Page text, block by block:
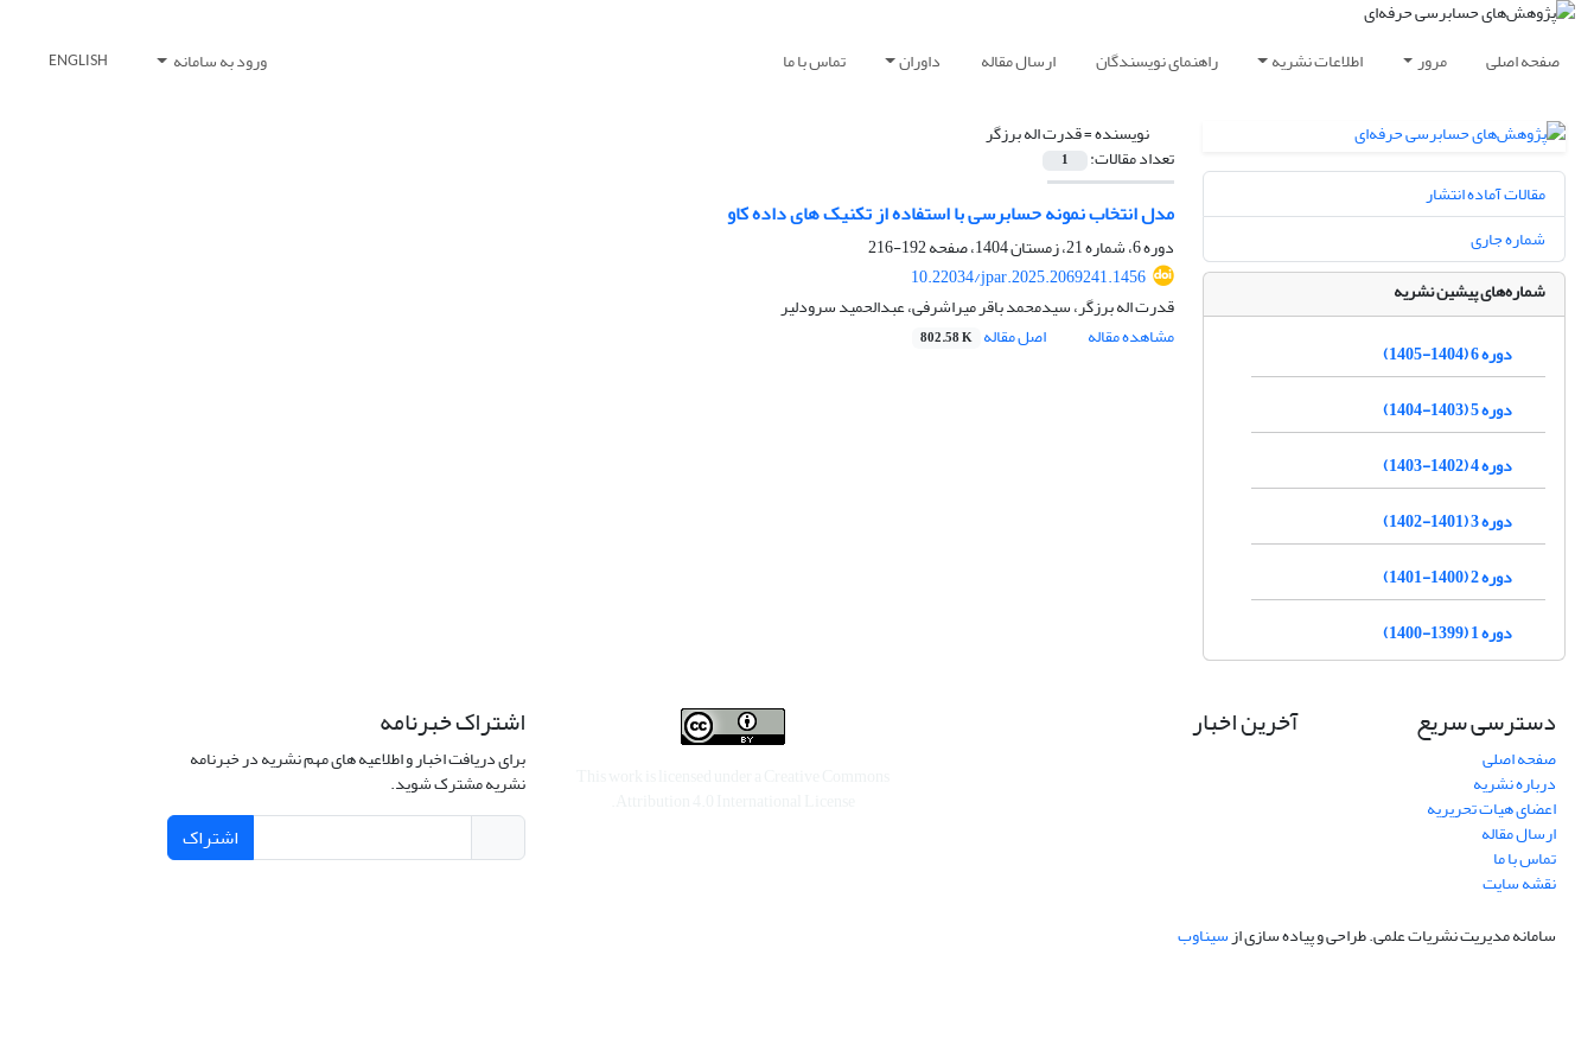
صفحه اصلی مرور اطلاعات نشریه راهنمای نویسندگان ارسال مقاله داوران تماس با ما ورود به سامانه ENGLISH
نویسنده =قدرت اله برزگر
تعداد مقالات: 1
مدل انتخاب نمونه حسابرسی با استفاده از تکنیک های داده کاو
دوره 6، شماره 21، زمستان 1404، صفحه
192-216
10.22034/jpar.2025.2069241.1456
قدرت اله برزگر، سیدمحمد باقر میراشرفی، عبدالحمید سرودلیر
مشاهده مقاله
اصل مقاله 802.58 K
مقالات آماده انتشار
شماره جاری
شماره‌های پیشین نشریه
دوره 6 (1404-1405)
دوره 5 (1403-1404)
دوره 4 (1402-1403)
دوره 3 (1401-1402)
دوره 2 (1400-1401)
دوره 1 (1399-1400)
دسترسی سریع
صفحه اصلی
درباره نشریه
اعضای هیات تحریریه
ارسال مقاله
تماس با ما
نقشه سایت
آخرین اخبار اشتراک خبرنامه
برای دریافت اخبار و اطلاعیه های مهم نشریه در خبرنامه
نشریه مشترک شوید.
اشتراک
سامانه مدیریت نشریات علمی.طراحی و پیاده سازی ازسیناوب